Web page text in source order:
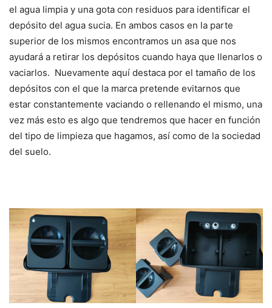
el agua limpia y una gota con residuos para identificar el
depósito del agua sucia. En ambos casos en la parte
superior de los mismos encontramos un asa que nos
ayudará a retirar los depósitos cuando haya que llenarlos o
vaciarlos. Nuevamente aquí destaca por el tamaño de los
depósitos con el que la marca pretende evitarnos que
estar constantemente vaciando o rellenando el mismo, una
vez más esto es algo que tendremos que hacer en función
del tipo de limpieza que hagamos, así como de la sociedad
del suelo.